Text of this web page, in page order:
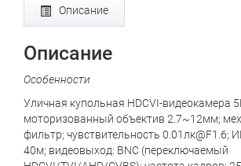
Описание
Описание
Особенности
Уличная купольная HDCVI-видеокамера
моторизованный объектив 2.7~12мм;
фильтр; чувствительность 0.01лк@F1.6;
40м; видеовыход: BNC (переключаемый